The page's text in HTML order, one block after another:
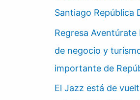
Santiago República
Regresa Aventúrate
de negocio y
importante de
El Jazz está de